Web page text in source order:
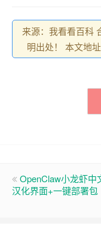
来源：我看看百科
明出处！ 本文地
OpenClaw小龙虾中
汉化界面+一键部署包